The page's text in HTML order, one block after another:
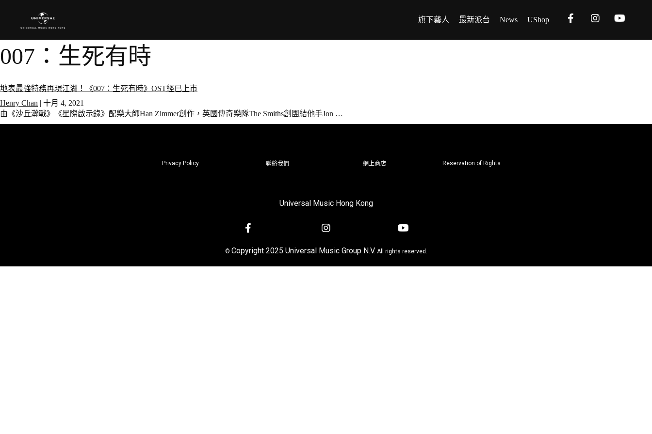
旗下藝人 最新派台 News UShop
007：生死有時
地表最強特務再現江湖！《007：生死有時》OST經已上市
Henry Chan | 十月 4, 2021
由《沙丘瀚戰》《星際啟示錄》配樂大師Han Zimmer創作，英國傳奇樂隊The Smiths創團結他手Jon …
Privacy Policy 聯絡我們 網上商店 Reservation of Rights
Universal Music Hong Kong
© Copyright 2025 Universal Music Group N.V. All rights reserved.